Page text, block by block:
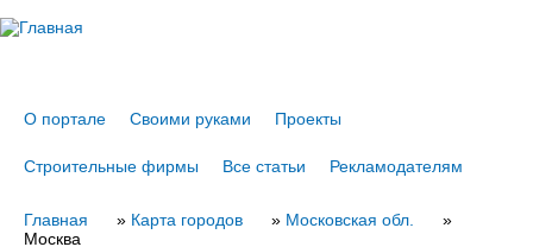
О портале Своими руками Проекты
Строительные фирмы Все статьи Рекламодателям
Вы
Главная » Карта городов » Московская обл.
»
Москва